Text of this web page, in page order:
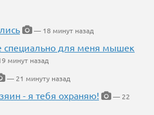
— 18 минут назад
специально для меня мышек
минут назад
— 21 минуту назад
- я тебя охраняю!
— 22